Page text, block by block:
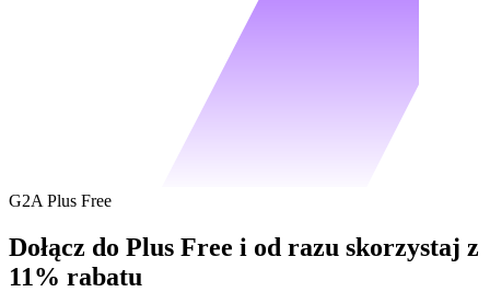
G2A Plus Free
Dołącz do Plus Free i od razu skorzystaj z
11% rabatu